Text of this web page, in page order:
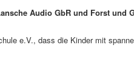
Audio GbR und Forst und
e.V., dass die Kinder mit